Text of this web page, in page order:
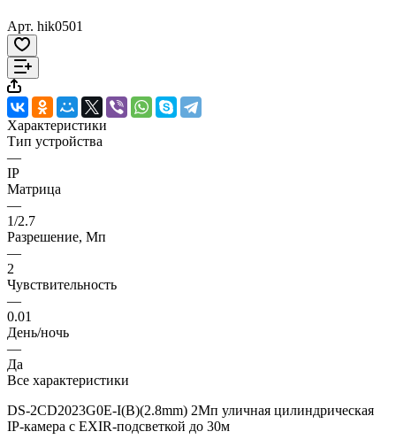
Арт. hik0501
Характеристики
Тип устройства
—
IP
Матрица
—
1/2.7
Разрешение, Мп
—
2
Чувствительность
—
0.01
День/ночь
—
Да
Все характеристики
DS-2CD2023G0E-I(B)(2.8mm) 2Мп уличная цилиндрическая
IP-камера с EXIR-подсветкой до 30м